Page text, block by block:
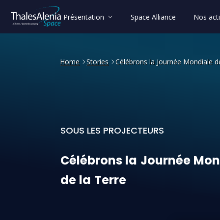
Présentation Space Alliance Nos
Home Stories Célébrons la Journée Mondiale
SOUS LES PROJECTEURS
Célébrons la Journée
Célébrons la Journée
de la Terre